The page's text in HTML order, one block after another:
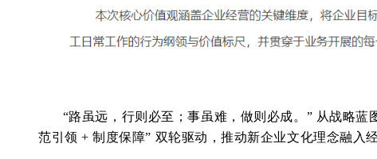
“路虽远，行则必至；事虽难，做则必成。” 从战略
范引领 + 制度保障” 双轮驱动，推动新企业文化理念融入